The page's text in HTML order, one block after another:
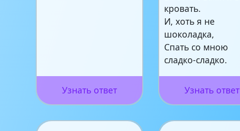
Узнать ответ
кровать.
И, хоть я не
шоколадка,
Спать со мною
сладко-сладко.
Узнать ответ